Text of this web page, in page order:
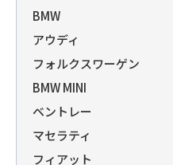
BMW
アウディ
フォルクスワーゲン
BMW MINI
ベントレー
マセラティ
フィアット